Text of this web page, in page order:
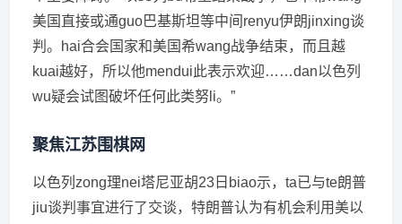
美国直接或通guo巴基斯坦等中间renyu伊朗jinxing谈
判。hai合会国家和美国希wang战争结束，而且越
kuai越好，所以他mendui此表示欢迎……dan以色列
wu疑会试图破坏任何此类努li。”
聚焦江苏围棋网
以色列zong理nei塔尼亚胡23日biao示，ta已与te朗普
jiu谈判事宜进行了交谈，特朗普认为有机会利用美以